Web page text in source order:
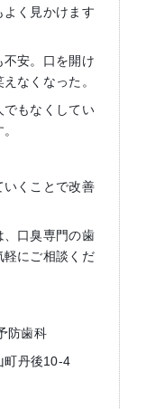
く見かけます
安。口を開け
なくなった。
でもなくしてい
いくことで改善
、口臭専門の歯
軽にご相談くだ
防歯科
町丹後10-4